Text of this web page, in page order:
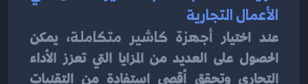
الأعمال التجارية
عند اختيار أجهزة كاشير متكاملة